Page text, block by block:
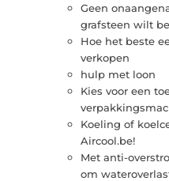
Geen
grafsteen wilt
Hoe het beste
verkopen
hulp met loon
Kies voor een
Koeling of
Aircool.be!
Met anti-
om